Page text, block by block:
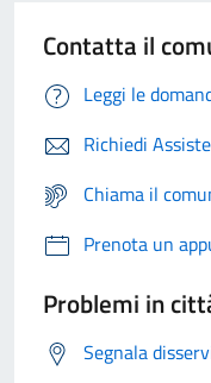
Contatta il
Leggi le
Richiedi
Chiama il
Prenota un
Problemi in
Segnala